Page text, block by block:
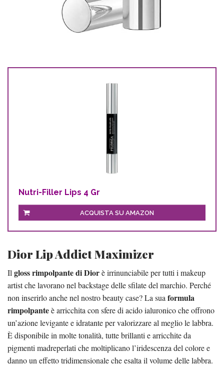
Nutri-Filler Lips 4 Gr
ACQUISTA SU AMAZON
Dior Lip Addict Maximizer
Il gloss rimpolpante di Diorè irrinunciabile per tutti i makeup
artist che lavorano nel backstage delle sfilate del marchio. Perché
non inserirlo anche nel nostro beauty case? La sua formula
rimpolpanteè arricchita con sfere di acido ialuronico che offrono
un’azione levigante e idratante per valorizzare al meglio le labbra.
È disponibile in molte tonalità, tutte brillanti e arricchite da
pigmenti madreperlati che moltiplicano l’iridescenza del colore e
danno un effetto tridimensionale che esalta il volume delle labbra.